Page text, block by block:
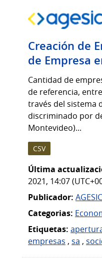
Creación de
de Empresa
Cantidad de
de referencia,
través del sistema
discriminado por
Montevideo)...
CSV
Última
2021, 14:07
Publicador: AGESIC
Categorias:
Etiquetas:
empresas , sa ,